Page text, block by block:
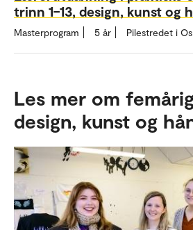
trinn 1–13, design, kunst og
Masterprogram 5 år Pilestredet i
Les mer om
design, kunst og